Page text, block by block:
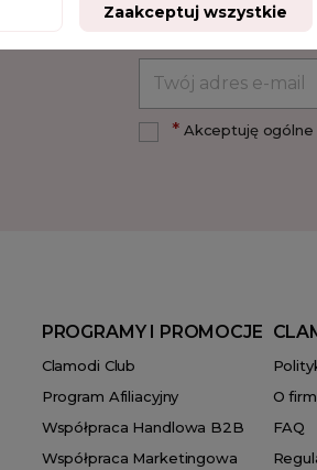
*Akceptuję ogólne
PROGRAMY I PROMOCJE
Clamodi Club
Program Afiliacyjny
Współpraca Handlowa B2B
Współpraca Marketingowa
O
FAQ
Zaakceptuj wszystkie